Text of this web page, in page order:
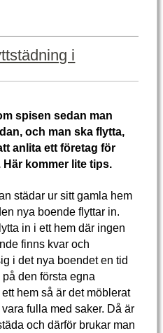
i
spisen sedan man
och man ska flytta,
anlita ett företag för
kommer lite tips.
städar ur sitt gamla hem
nya boende flyttar in.
in i ett hem där ingen
finns kvar och
i det nya boendet en tid
den första egna
hem så är det möblerat
fulla med saker. Då är
och därför brukar man